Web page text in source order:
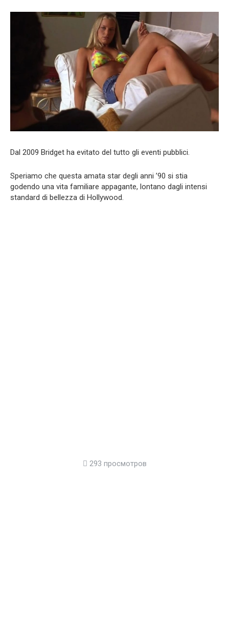
Dal 2009 Bridget ha evitato del tutto gli eventi pubblici.
Speriamo che questa amata star degli anni ’90 si stia
godendo una vita familiare appagante, lontano dagli intensi
standard di bellezza di Hollywood.
293 просмотров